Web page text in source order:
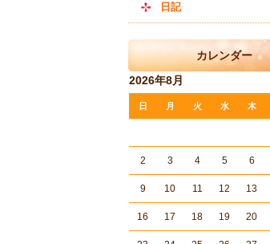
日記
カレンダー
2026年8月
日 月 火 水 木
2 3 4 5 6
9 10 11 12 13
16 17 18 19 20